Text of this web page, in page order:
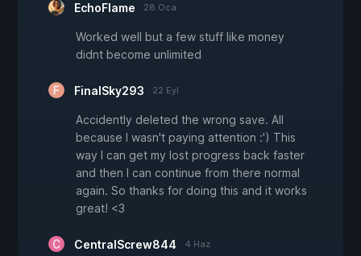
EchoFlame 28 Oca
Worked well but a few stuff like money
didnt become unlimited
FinalSky293 22 Eyl
Accidently deleted the wrong save. All
because I wasn't paying attention :') This
way I can get my lost progress back faster
and then I can continue from there normal
again. So thanks for doing this and it works
great! <3
CentralScrew844 4 Haz